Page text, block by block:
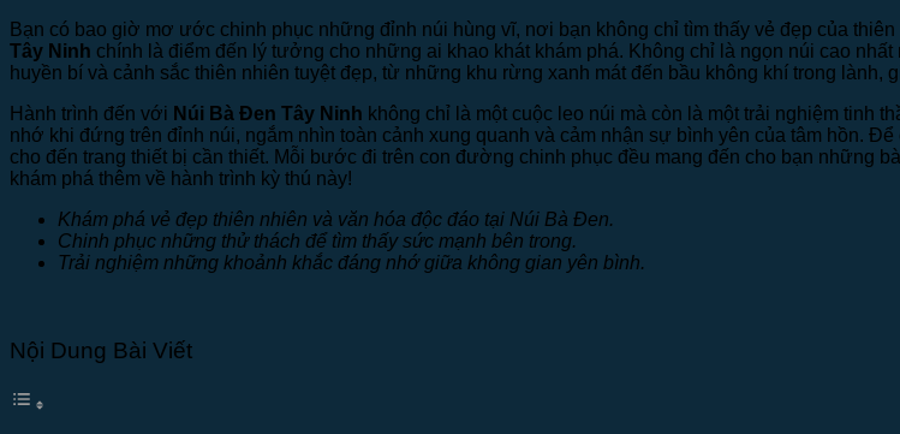
Bạn có bao giờ mơ ước chinh phục những đỉnh núi hùng vĩ, nơi bạn không chỉ tìm thấy vẻ đẹp của
Tây Ninh chính là điểm đến lý tưởng cho những ai khao khát khám phá. Không chỉ là ngọn núi cao nhất
huyền bí và cảnh sắc thiên nhiên tuyệt đẹp, từ những khu rừng xanh mát đến bầu không khí trong lành,
Hành trình đến với Núi Bà Đen Tây Ninh không chỉ là một cuộc leo núi mà còn là một trải nghiệm tinh
nhớ khi đứng trên đỉnh núi, ngắm nhìn toàn cảnh xung quanh và cảm nhận sự bình yên của tâm hồn.
cho đến trang thiết bị cần thiết. Mỗi bước đi trên con đường chinh phục đều mang đến cho bạn những
khám phá thêm về hành trình kỳ thú này!
Khám phá vẻ đẹp thiên nhiên và văn hóa độc đáo tại Núi Bà Đen.
Chinh phục những thử thách để tìm thấy sức mạnh bên trong.
Trải nghiệm những khoảnh khắc đáng nhớ giữa không gian yên bình.
Nội Dung Bài Viết